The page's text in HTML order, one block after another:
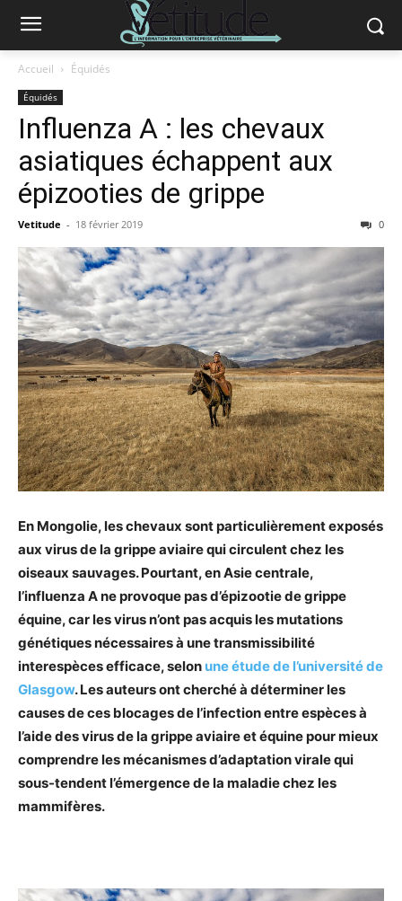
Accueil Équidés
Équidés
Influenza A : les chevaux
asiatiques échappent aux
épizooties de grippe
Vetitude - 18 février 2019 0
En Mongolie, les chevaux sont particulièrement exposés
aux virus de la grippe aviaire qui circulent chez les
oiseaux sauvages. Pourtant, en Asie centrale,
l’influenza A ne provoque pas d’épizootie de grippe
équine, car les virus n’ont pas acquis les mutations
génétiques nécessaires à une transmissibilité
interespèces efficace, selon une étude de l’université de
Glasgow. Les auteurs ont cherché à déterminer les
causes de ces blocages de l’infection entre espèces à
l’aide des virus de la grippe aviaire et équine pour mieux
comprendre les mécanismes d’adaptation virale qui
sous-tendent l’émergence de la maladie chez les
mammifères.